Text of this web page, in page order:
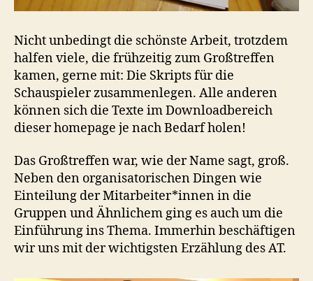
Nicht unbedingt die schönste Arbeit, trotzdem
halfen viele, die frühzeitig zum Großtreffen
kamen, gerne mit: Die Skripts für die
Schauspieler zusammenlegen. Alle anderen
können sich die Texte im Downloadbereich
dieser homepage je nach Bedarf holen!
Das Großtreffen war, wie der Name sagt, groß.
Neben den organisatorischen Dingen wie
Einteilung der Mitarbeiter*innen in die
Gruppen und Ähnlichem ging es auch um die
Einführung ins Thema. Immerhin beschäftigen
wir uns mit der wichtigsten Erzählung des AT.